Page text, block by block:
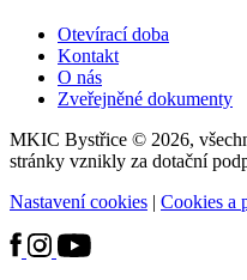
Otevírací doba
Kontakt
O nás
Zveřejněné dokumenty
MKIC Bystřice © 2026,
stránky vznikly za dotační
Nastavení cookies | Cookies a